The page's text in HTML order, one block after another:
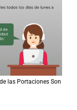
las Portaciones Son